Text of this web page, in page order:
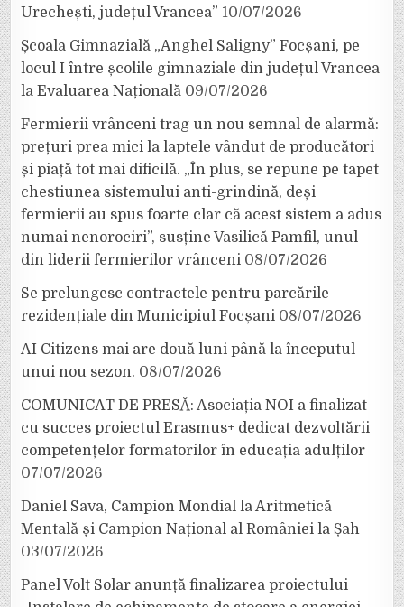
Urechești, județul Vrancea” 10/07/2026
Școala Gimnazială „Anghel Saligny” Focșani, pe
locul I între școlile gimnaziale din județul Vrancea
la Evaluarea Națională 09/07/2026
Fermierii vrânceni trag un nou semnal de alarmă:
prețuri prea mici la laptele vândut de producători
și piață tot mai dificilă. „În plus, se repune pe tapet
chestiunea sistemului anti-grindină, deși
fermierii au spus foarte clar că acest sistem a adus
numai nenorociri”, susține Vasilică Pamfil, unul
din liderii fermierilor vrânceni 08/07/2026
Se prelungesc contractele pentru parcările
rezidențiale din Municipiul Focșani 08/07/2026
AI Citizens mai are două luni până la începutul
unui nou sezon. 08/07/2026
COMUNICAT DE PRESĂ: Asociația NOI a finalizat
cu succes proiectul Erasmus+ dedicat dezvoltării
competențelor formatorilor în educația adulților
07/07/2026
Daniel Sava, Campion Mondial la Aritmetică
Mentală și Campion Național al României la Șah
03/07/2026
Panel Volt Solar anunță finalizarea proiectului